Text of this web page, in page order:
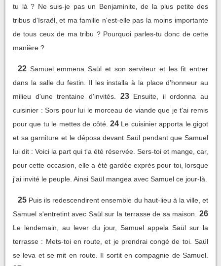
tu là ? Ne suis-je pas un Benjaminite, de la plus petite des
tribus d'Israël, et ma famille n'est-elle pas la moins importante
de tous ceux de ma tribu ? Pourquoi parles-tu donc de cette
manière ?
22 Samuel emmena Saül et son serviteur et les fit entrer
dans la salle du festin. Il les installa à la place d'honneur au
milieu d'une trentaine d'invités.
23 Ensuite, il ordonna au
cuisinier : Sors pour lui le morceau de viande que je t'ai remis
pour que tu le mettes de côté. 24 Le cuisinier apporta le gigot
et sa garniture et le déposa devant Saül pendant que Samuel
lui dit : Voici la part qui t'a été réservée. Sers-toi et mange, car,
pour cette occasion, elle a été gardée exprès pour toi, lorsque
j'ai invité le peuple. Ainsi Saül mangea avec Samuel ce jour-là.
25 Puis ils redescendirent ensemble du haut-lieu à la ville, et
Samuel s'entretint avec Saül sur la terrasse de sa maison.
26
Le lendemain, au lever du jour, Samuel appela Saül sur la
terrasse : Mets-toi en route, et je prendrai congé de toi. Saül
se leva et se mit en route. Il sortit en compagnie de Samuel.